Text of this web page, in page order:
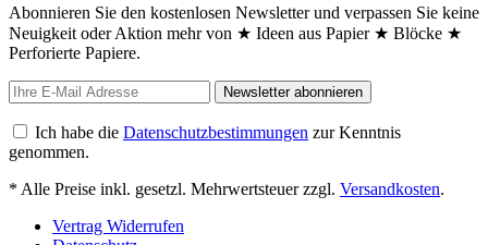
Abonnieren Sie den kostenlosen Newsletter und verpassen Sie keine
Neuigkeit oder Aktion mehr von ★ Ideen aus Papier ★ Blöcke ★
Perforierte Papiere.
Newsletter abonnieren
Ich habe die Datenschutzbestimmungen zur Kenntnis
genommen.
* Alle Preise inkl. gesetzl. Mehrwertsteuer zzgl. Versandkosten.
Vertrag Widerrufen